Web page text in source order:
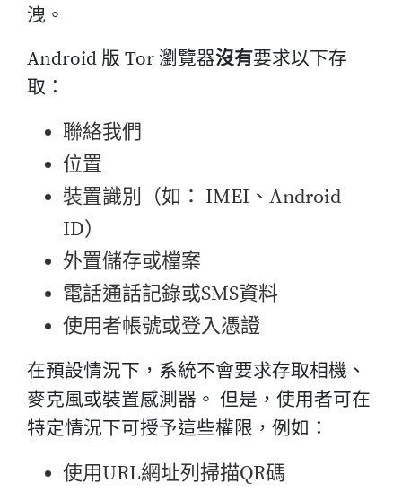
洩。
Android 版 Tor 瀏覽器沒有要求以下存
取：
聯絡我們
位置
裝置識別（如： IMEI、Android
ID）
外置儲存或檔案
電話通話記錄或SMS資料
使用者帳號或登入憑證
在預設情況下，系統不會要求存取相機、
麥克風或裝置感測器。 但是，使用者可在
特定情況下可授予這些權限，例如：
使用URL網址列掃描QR碼